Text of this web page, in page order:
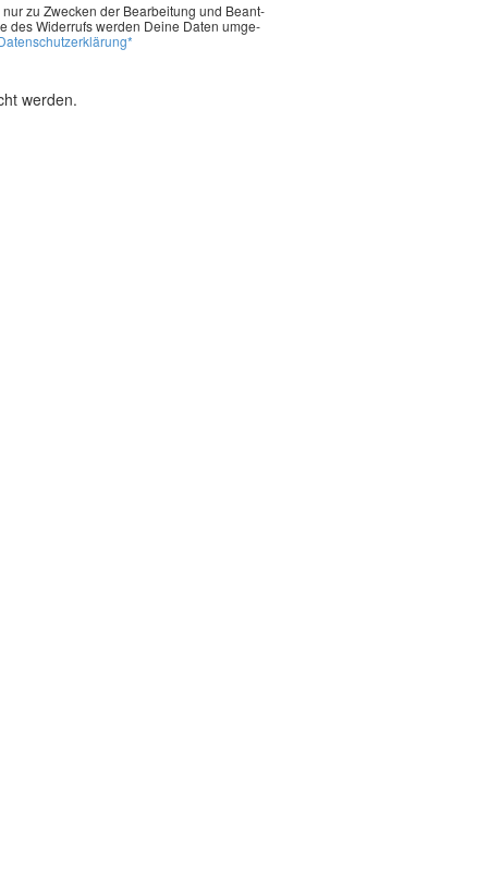
zu Zwe­cken der Bear­bei­tung und Beant­
des Wider­rufs wer­den Dei­ne Daten umge­
werden.